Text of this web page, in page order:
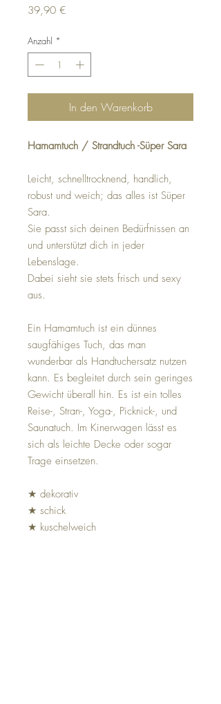
39,90 €Preis
Anzahl *
In den Warenkorb
Hamamtuch / Strandtuch -Süper Sara
Leicht, schnelltrocknend, handlich,
robust und weich; das alles ist Süper
Sara.
Sie passt sich deinen Bedürfnissen an
und unterstützt dich in jeder
Lebenslage.
Dabei sieht sie stets frisch und sexy
aus.
Ein Hamamtuch ist ein dünnes
saugfähiges Tuch, das man
wunderbar als Handtuchersatz nutzen
kann. Es begleitet durch sein geringes
Gewicht überall hin. Es ist ein tolles
Reise-, Stran-, Yoga-, Picknick-, und
Saunatuch. Im Kinerwagen lässt es
sich als leichte Decke oder sogar
Trage einsetzen.
★ dekorativ
★ schick
★ kuschelweich